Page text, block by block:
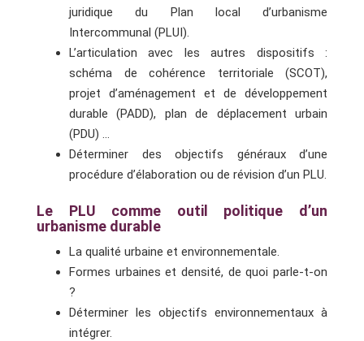
juridique du Plan local d’urbanisme
Intercommunal (PLUI).
L’articulation avec les autres dispositifs :
schéma de cohérence territoriale (SCOT),
projet d’aménagement et de développement
durable (PADD), plan de déplacement urbain
(PDU) …
Déterminer des objectifs généraux d’une
procédure d’élaboration ou de révision d’un PLU.
Le PLU comme outil politique d’un
urbanisme durable
La qualité urbaine et environnementale.
Formes urbaines et densité, de quoi parle-t-on
?
Déterminer les objectifs environnementaux à
intégrer.